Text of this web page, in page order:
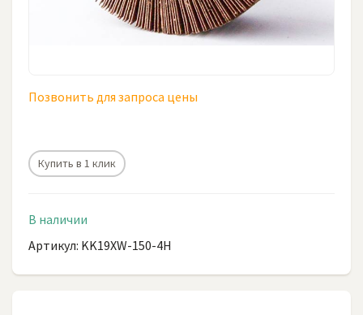
Позвонить для запроса цены
Купить в 1 клик
В наличии
Артикул: KK19XW-150-4H